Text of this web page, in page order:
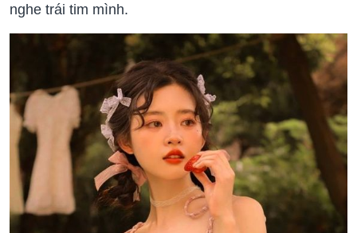
nghe trái tim mình.